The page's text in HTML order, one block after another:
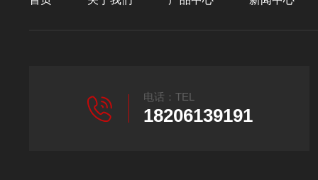
电话：TEL
18206139191